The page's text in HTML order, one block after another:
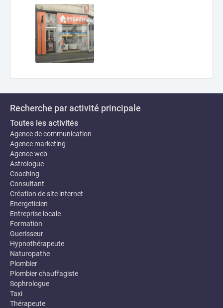
Recherche par activité principale
Toutes les activités
Agence de communication
Agence marketing
Agence web
Astrologue
Coaching
Consultant
Création de site internet
Energeticien
Entreprise locale
Formation
Guerisseur
Hypnothérapeute
Naturopathe
Plombier
Plombier chauffagiste
Sophrologue
Taxi
Thérapeute